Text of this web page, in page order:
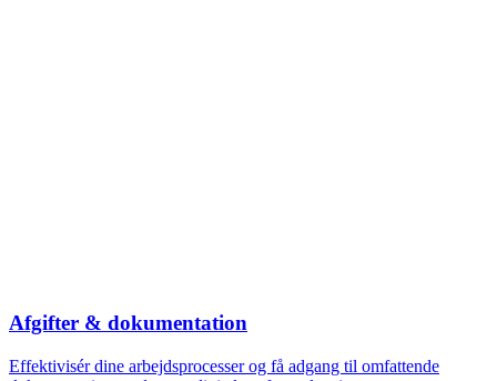
Afgifter & dokumentation
Effektivisér dine arbejdsprocesser og få adgang til omfattende